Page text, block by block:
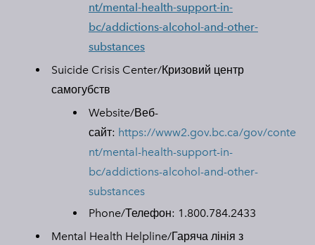
nt/mental-health-support-in-
bc/addictions-alcohol-and-other-
substances
Suicide Crisis Center/Кризовий центр
самогубств
Website/Веб-
сайт: https://www2.gov.bc.ca/gov/conte
nt/mental-health-support-in-
bc/addictions-alcohol-and-other-
substances
Phone/Телефон: 1.800.784.2433
Mental Health Helpline/Гаряча лінія з